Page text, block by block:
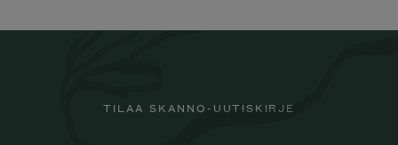
TILAA SKANNO-UUTISKIRJE